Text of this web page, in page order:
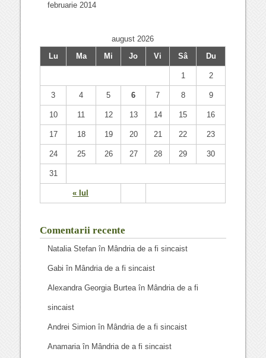
februarie 2014
august 2026
Lu
Ma Mi Jo Vi Sâ Du
« Iul
1 2
3 4 5 6 7 8 9
10 11 12 13 14 15 16
17 18 19 20 21 22 23
24 25 26 27 28 29 30
31
Comentarii recente
Natalia Stefan în Mândria de a fi sincaist
Gabi în Mândria de a fi sincaist
Alexandra Georgia Burteaîn Mândria de a fi
sincaist
Andrei Simion în Mândria de a fi sincaist
Anamariaîn Mândria de a fi sincaist